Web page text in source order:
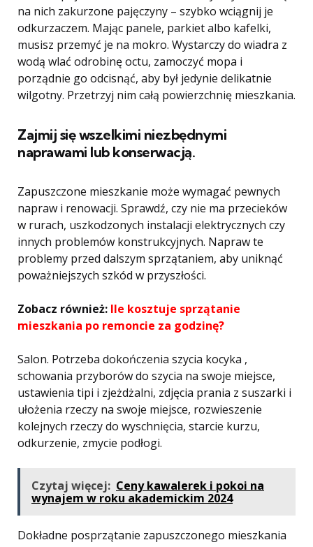
na nich zakurzone pajęczyny – szybko wciągnij je
odkurzaczem. Mając panele, parkiet albo kafelki,
musisz przemyć je na mokro. Wystarczy do wiadra z
wodą wlać odrobinę octu, zamoczyć mopa i
porządnie go odcisnąć, aby był jedynie delikatnie
wilgotny. Przetrzyj nim całą powierzchnię mieszkania.
Zajmij się wszelkimi niezbędnymi
naprawami lub konserwacją.
Zapuszczone mieszkanie może wymagać pewnych
napraw i renowacji. Sprawdź, czy nie ma przecieków
w rurach, uszkodzonych instalacji elektrycznych czy
innych problemów konstrukcyjnych. Napraw te
problemy przed dalszym sprzątaniem, aby uniknąć
poważniejszych szkód w przyszłości.
Zobacz również: Ile kosztuje sprzątanie
mieszkania po remoncie za godzinę?
Salon. Potrzeba dokończenia szycia kocyka ,
schowania przyborów do szycia na swoje miejsce,
ustawienia tipi i zjeżdżalni, zdjęcia prania z suszarki i
ułożenia rzeczy na swoje miejsce, rozwieszenie
kolejnych rzeczy do wyschnięcia, starcie kurzu,
odkurzenie, zmycie podłogi.
Czytaj więcej: Ceny kawalerek i pokoi na
wynajem w roku akademickim 2024
Dokładne posprzątanie zapuszczonego mieszkania